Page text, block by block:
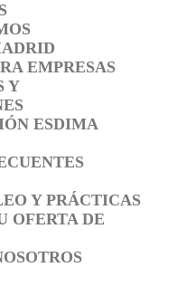
EMPRESAS
Y
ESDIMA
Y PRÁCTICAS
OFERTA DE